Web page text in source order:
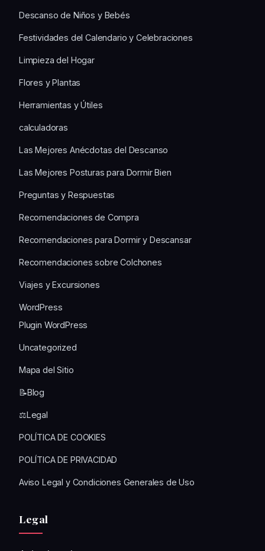
Descanso de Niños y Bebés
Festividades del Calendario y Celebraciones
Limpieza del Hogar
Flores y Plantas
Herramientas y Útiles
calculadoras
Las Mejores Anécdotas del Descanso
Las Mejores Posturas para Dormir Bien
Preguntas y Respuestas
Recomendaciones de Compra
Recomendaciones para Dormir y Descansar
Recomendaciones sobre Colchones
Viajes y Excursiones
WordPress
Plugin WordPress
Uncategorized
Mapa del Sitio
📝Blog
⚖️Legal
POLÍTICA DE COOKIES
POLÍTICA DE PRIVACIDAD
Aviso Legal y Condiciones Generales de Uso
Legal